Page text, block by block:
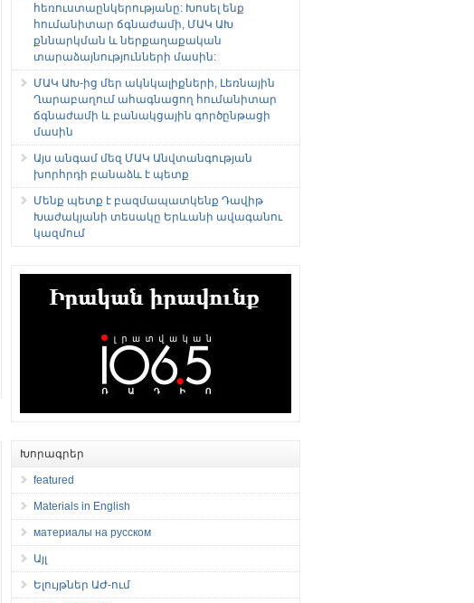
հեռուստաընկերությանը: Խոսել ենք
հումանիտար ճգնաժամի, ՄԱԿ ԱԽ
քննարկման և ներքաղաքական
տարաձայնությունների մասին:
ՄԱԿ ԱԽ-ից մեր ակնկալիքների, Լեռնային
Ղարաբաղում ահագնացող հումանիտար
ճգնաժամի և բանակցային գործընթացի
մասին
Այս անգամ մեզ ՄԱԿ Անվտանգության
խորհրդի բանաձև է պետք
Մենք պետք է բազմապատկենք Դավիթ
Խաժակյանի տեսակը Երևանի ավագանու
կազմում
Խորագրեր
featured
Materials in English
материалы на русском
Այլ
Ելույթներ ԱԺ-ում